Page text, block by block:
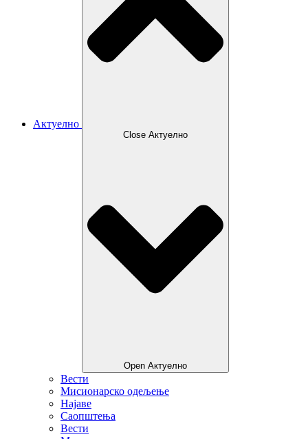
Актуелно
Close Актуелно
Open Актуелно
Вести
Мисионарско одељење
Најаве
Саопштења
Вести